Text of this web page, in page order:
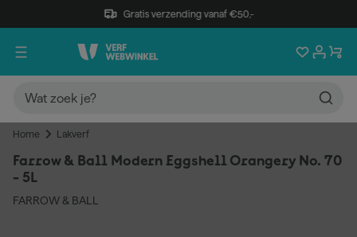
Gratis verzending vanaf €50,-
Home Lakverf
Farrow & Ball Modern Eggshell Orangery No. 70
- 5L
FARROW & BALL